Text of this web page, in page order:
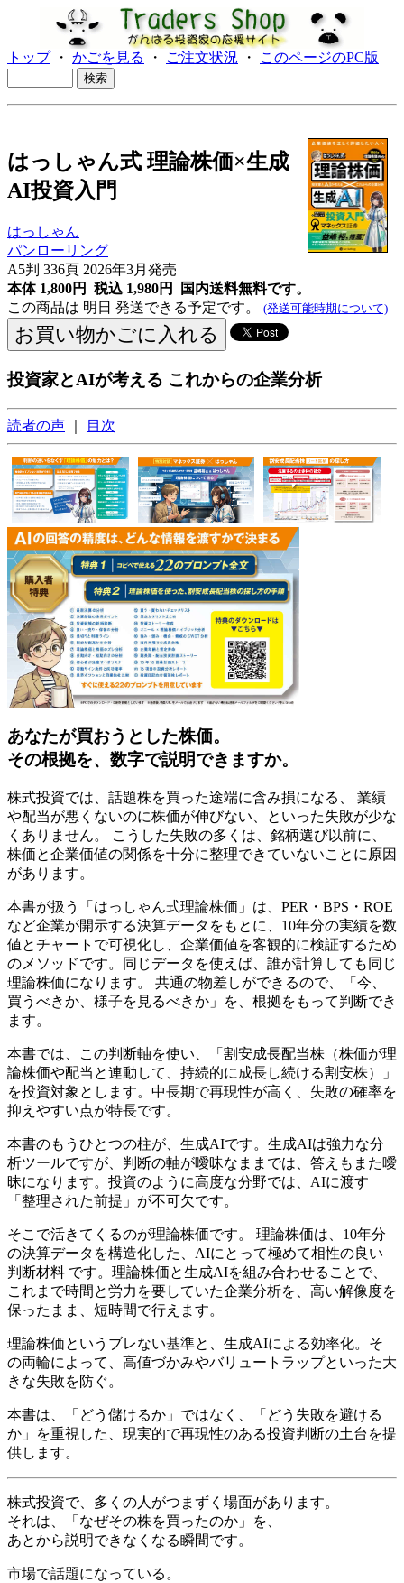
トップ・ かごを見る ・ ご注文状況 ・ このページのPC版
はっしゃん式 理論株価×生成
AI投資入門
はっしゃん
パンローリング
A5判 336頁 2026年3月発売
本体 1,800円 税込 1,980円
国内送料無料です。
この商品は 明日 発送できる予定です。 (発送可能時期について)
投資家とAIが考える これからの企業分析
読者の声 目次
あなたが買おうとした株価。
その根拠を、数字で説明できますか。
株式投資では、話題株を買った途端に含み損になる、 業績
や配当が悪くないのに株価が伸びない、といった失敗が少な
くありません。 こうした失敗の多くは、銘柄選び以前に、
株価と企業価値の関係を十分に整理できていないことに原因
があります。
本書が扱う「はっしゃん式理論株価」は、PER・BPS・ROE
など企業が開示する決算データをもとに、10年分の実績を数
値とチャートで可視化し、企業価値を客観的に検証するため
のメソッドです。同じデータを使えば、誰が計算しても同じ
理論株価になります。 共通の物差しができるので、「今、
買うべきか、様子を見るべきか」を、根拠をもって判断でき
ます。
本書では、この判断軸を使い、「割安成長配当株（株価が理
論株価や配当と連動して、持続的に成長し続ける割安株）」
を投資対象とします。中長期で再現性が高く、失敗の確率を
抑えやすい点が特長です。
本書のもうひとつの柱が、生成AIです。生成AIは強力な分
析ツールですが、判断の軸が曖昧なままでは、答えもまた曖
昧になります。投資のように高度な分野では、AIに渡す
「整理された前提」が不可欠です。
そこで活きてくるのが理論株価です。 理論株価は、10年分
の決算データを構造化した、AIにとって極めて相性の良い
判断材料 です。理論株価と生成AIを組み合わせることで、
これまで時間と労力を要していた企業分析を、高い解像度を
保ったまま、短時間で行えます。
理論株価というブレない基準と、生成AIによる効率化。そ
の両輪によって、高値づかみやバリュートラップといった大
きな失敗を防ぐ。
本書は、「どう儲けるか」ではなく、「どう失敗を避ける
か」を重視した、現実的で再現性のある投資判断の土台を提
供します。
株式投資で、多くの人がつまずく場面があります。
それは、「なぜその株を買ったのか」を、
あとから説明できなくなる瞬間です。
市場で話題になっている。